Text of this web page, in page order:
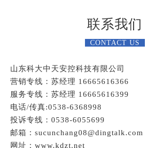
联系我们
CONTACT US
山东科大中天安控科技有限公司
营销专线：苏经理 16665616366
服务专线：苏经理 16665616399
电话/传真:0538-6368998
投诉专线：0538-6055699
邮箱：sucunchang08@dingtalk.com
网址：www.kdzt.net